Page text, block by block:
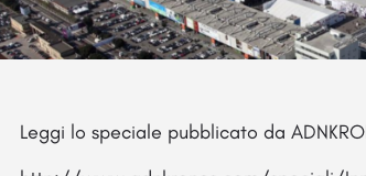
Leggi lo speciale pubblicato da